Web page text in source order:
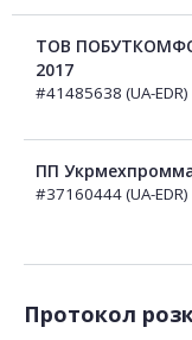
ТОВ
2017
#41485638 (UA-EDR)
ПП
#37160444 (UA-EDR)
Протокол